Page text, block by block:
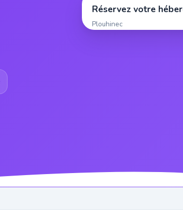
Réservez votre
Plouhinec